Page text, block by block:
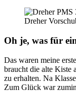
Dreher
Oh je, was für
Das waren meine
braucht die alte Kiste
zu erhalten. Na
Zum Glück war